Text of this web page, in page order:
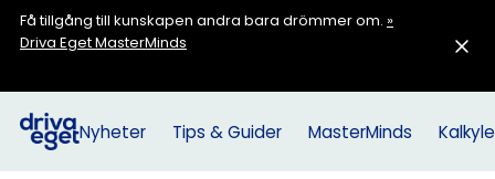
Få tillgång till kunskapen andra bara drömmer om. »
Driva Eget MasterMinds
Nyheter Tips & Guider MasterMinds